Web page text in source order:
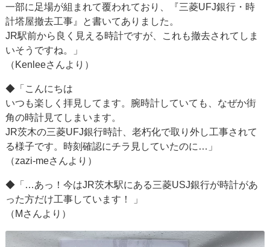
一部に足場が組まれて覆われており、『三菱UFJ銀行・時
計塔屋撤去工事』と書いてありました。
JR駅前から良く見える時計ですが、これも撤去されてしま
いそうですね。」
（Kenleeさんより）
◆「こんにちは
いつも楽しく拝見してます。腕時計していても、なぜか街
角の時計見てしまいます。
JR茨木の三菱UFJ銀行時計、老朽化で取り外し工事されて
る様子です。時刻確認にチラ見していたのに…」
（zazi-meさんより）
◆「…あっ！今はJR茨木駅にある三菱USJ銀行が時計があ
った方だけ工事しています！ 」
（Mさんより）